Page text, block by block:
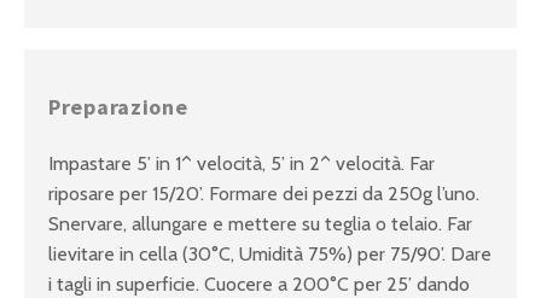
Preparazione
Impastare 5’ in 1^ velocità, 5’ in 2^ velocità. Far
riposare per 15/20’. Formare dei pezzi da 250g l’uno.
Snervare, allungare e mettere su teglia o telaio. Far
lievitare in cella (30°C, Umidità 75%) per 75/90’. Dare
i tagli in superficie. Cuocere a 200°C per 25’ dando